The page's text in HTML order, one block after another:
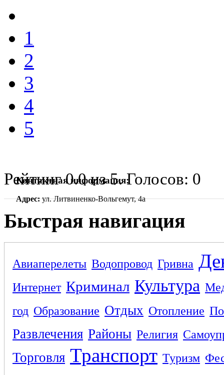
1
2
3
4
5
Рейтинг0.0из5. Голосов: 0
Контактная информация:
Адрес:ул. Литвиненко-Вольгемут, 4а
Быстрая навигация
Авиаперелеты Водопровод Гривна
Интернет Криминал Культура
год Образование Отдых Отопление
Развлечения Районы Религия
Торговля Транспорт Туризм